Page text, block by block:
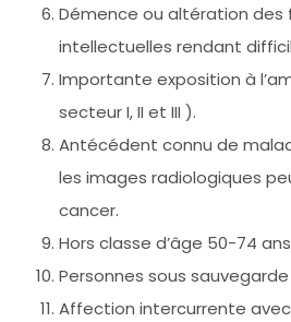
Démence ou altération des
intellectuelles rendant
Importante exposition à
secteur I, II et III ).
Antécédent connu de
les images radiologiques
cancer.
Hors classe d’âge 50-74
Personnes sous
Affection intercurrente